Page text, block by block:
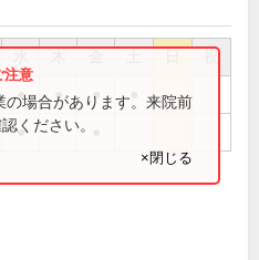
祝
● ● ●
●
場合があります。来院前
ください。
×閉じる